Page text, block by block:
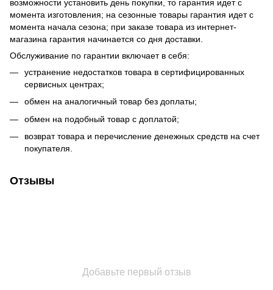
возможности установить день покупки, то гарантия идет с
момента изготовления; на сезонные товары гарантия идет с
момента начала сезона; при заказе товара из интернет-
магазина гарантия начинается со дня доставки.
Обслуживание по гарантии включает в себя:
устранение недостатков товара в сертифицированных
сервисных центрах;
обмен на аналогичный товар без доплаты;
обмен на подобный товар с доплатой;
возврат товара и перечисление денежных средств на счет
покупателя.
Отзывы
Добавьте первый отзыв